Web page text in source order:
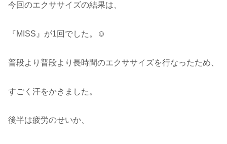
今回のエクササイズの結果は、
『MISS』が1回でした。☺️
普段より普段より長時間のエクササイズを行なったため、
すごく汗をかきました。
後半は疲労のせいか、